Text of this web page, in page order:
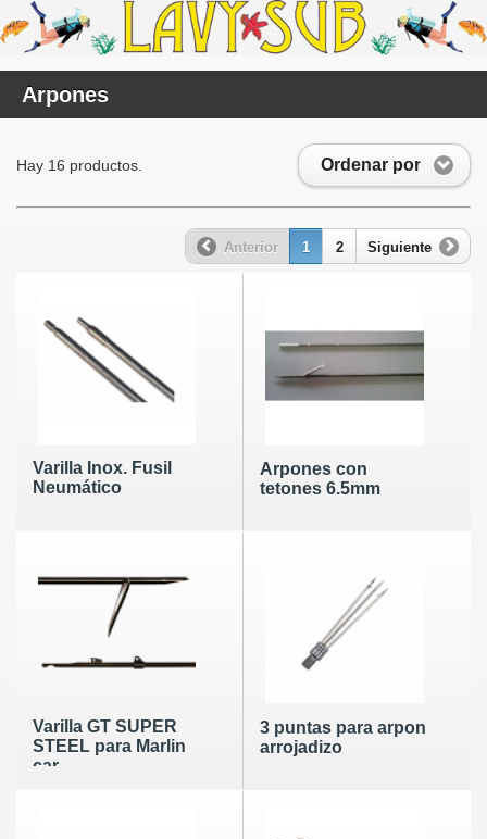
Arpones
Ordenar por
Hay 16 productos.
Anterior 1 2 Siguiente
Varilla Inox. Fusil
Neumático
Arpones con
tetones 6.5mm
Varilla GT SUPER
STEEL para Marlin
car
3 puntas para arpon
arrojadizo